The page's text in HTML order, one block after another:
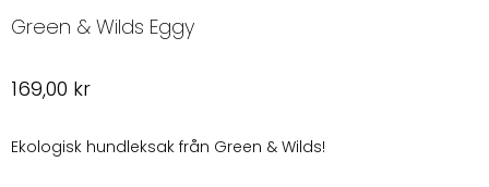
Green & Wilds Eggy
169,00 kr
Ekologisk hundleksak från Green & Wilds!